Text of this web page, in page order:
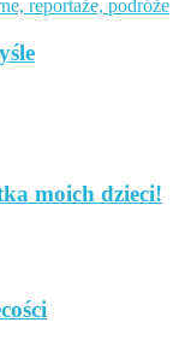
moich dzieci!